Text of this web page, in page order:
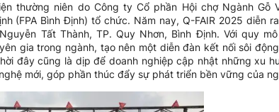
thường niên do Công ty Cổ phần Hội chợ Ngành Gỗ
(FPA Bình Định) tổ chức. Năm nay, Q-FAIR 2025 diễn
Tất Thành, TP. Quy Nhơn, Bình Định. Với quy
gia trong ngành, tạo nên một diễn đàn kết nối sôi
đây cũng là dịp để doanh nghiệp cập nhật những xu
mới, góp phần thúc đẩy sự phát triển bền vững của